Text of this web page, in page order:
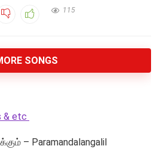
115
SONGS
& etc
– Paramandalangalil